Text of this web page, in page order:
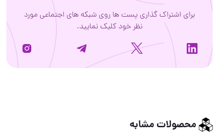
برای اشتراک گذاری پست ها روی شبکه های اجتماعی مورد
نظر خود کلیک نمایید.
محصولات مشابه